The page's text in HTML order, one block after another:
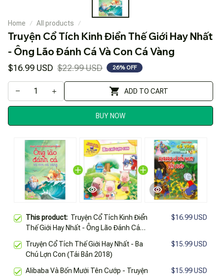
Home All products
Truyện Cổ Tích Kinh Điển Thế Giới Hay Nhất
- Ông Lão Đánh Cá Và Con Cá Vàng
$16.99 USD $22.99 USD 26% OFF
ADD TO CART
BUY NOW
This product: Truyện Cổ Tích Kinh Điển
Thế Giới Hay Nhất - Ông Lão Đánh Cá
$16.99 USD
Truyện Cổ Tích Thế Giới Hay Nhất - Ba
Chú Lợn Con (Tái Bản 2018)
$15.99 USD
Alibaba Và Bốn Mưới Tên Cướp - Truyện
$15.99 USD